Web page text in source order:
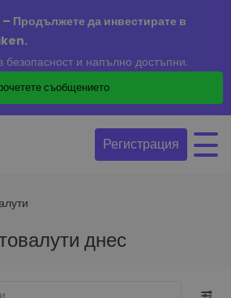
Продължете да инвестирате в
безопасност и напълно достъпни.
съобщението
Регистрация
днес